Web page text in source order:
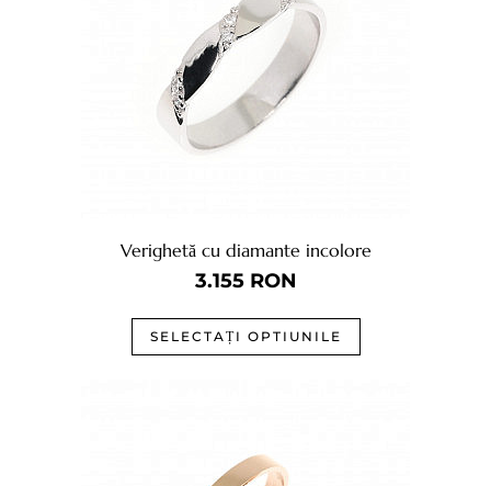
Verighetă cu diamante incolore
3.155RON
SELECTAȚI OPTIUNILE